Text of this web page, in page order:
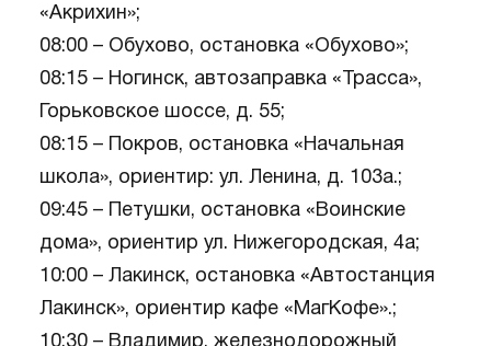
«Акрихин»;
08:00 – Обухово, остановка «Обухово»;
08:15 – Ногинск, автозаправка «Трасса»,
Горьковское шоссе, д. 55;
08:15 – Покров, остановка «Начальная
школа», ориентир: ул. Ленина, д. 103а.;
09:45 – Петушки, остановка «Воинские
дома», ориентир ул. Нижегородская, 4а;
10:00 – Лакинск, остановка «Автостанция
Лакинск», ориентир кафе «МагКофе».;
10:30 – Владимир, железнодорожный